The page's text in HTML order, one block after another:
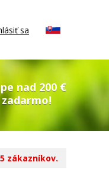
sa
nad 200 €
zákazníkov.